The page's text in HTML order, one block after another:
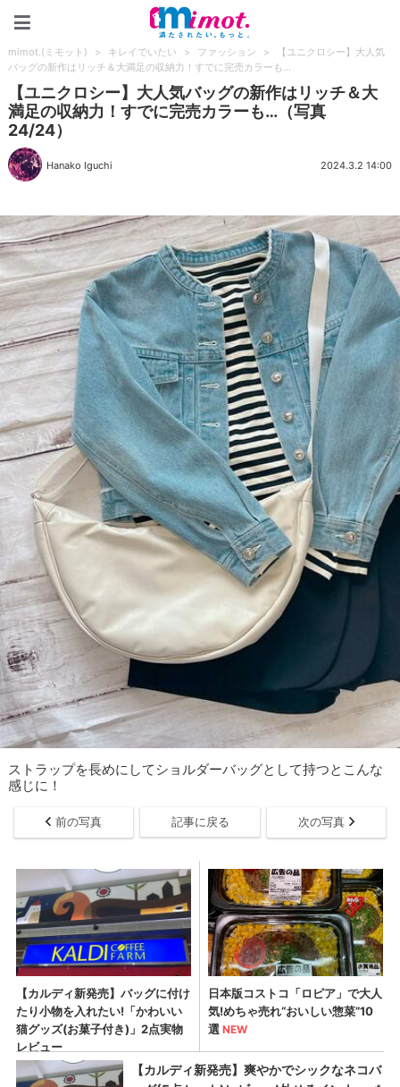
mimot.(ミモット) > キレイでいたい > ファッション >
【ユニクロシー】大人気
バッグの新作はリッチ＆大満足の収納力！すでに完売カラーも…
【ユニクロシー】大人気バッグの新作はリッチ＆大
満足の収納力！すでに完売カラーも…（写真
24/24）
Hanako Iguchi 2024.3.2 14:00
ストラップを長めにしてショルダーバッグとして持つとこんな
感じに！
前の写真 記事に戻る 次の写真